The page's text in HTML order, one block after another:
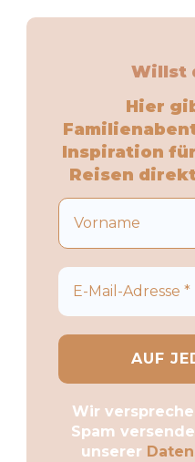
Willst
Hier
Inspiration
Reisen
Wir
Spam
unserer